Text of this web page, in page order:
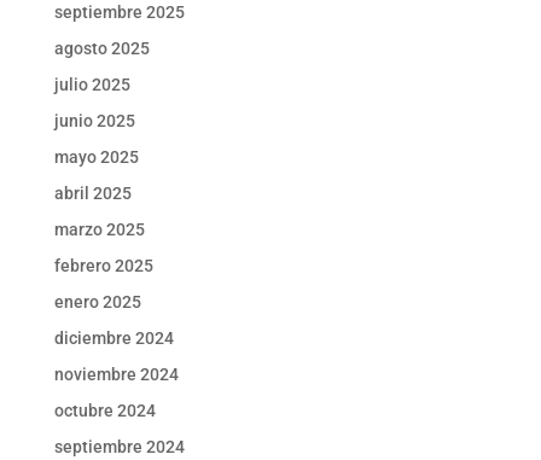
septiembre 2025
agosto 2025
julio 2025
junio 2025
mayo 2025
abril 2025
marzo 2025
febrero 2025
enero 2025
diciembre 2024
noviembre 2024
octubre 2024
septiembre 2024